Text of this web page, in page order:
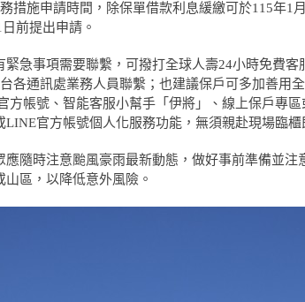
措施申請時間，除保單借款利息緩繳可於115年1
前提出申請。
緊急事項需要聯繫，可撥打全球人壽24小時免費客
各通訊處業務人員聯繫；也建議保戶可多加善用
方帳號、智能客服小幫手「伊將」、線上保戶專
LINE官方帳號個人化服務功能，無須親赴現場臨櫃
應隨時注意颱風豪雨最新動態，做好事前準備並注
區，以降低意外風險。